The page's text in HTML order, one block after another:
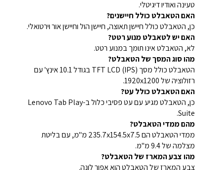
טעינה ואודיו דיגיטלי.
האם הטאבלט כולל חיישנים?
כן, הטאבלט כולל חיישן תאוצה, חיישן הול וחיישן אור וירטואלי.
האם יש לטאבלט מנוע רטט?
לא, הטאבלט אינו תומך במנוע רטט.
מהו סוג המסך של הטאבלט?
הטאבלט כולל מסך TFT LCD (IPS) בגודל 10.1 אינץ' עם
רזולוציה של 1920x1200.
האם הטאבלט כולל עט?
כן, הטאבלט מגיע עם עט פסיבי כלול ב-Lenovo Tab Play
Suite.
מהם ממדי הטאבלט?
ממדי הטאבלט הם 235.7x154.5x7.5 מ"מ, עם בליטת
מצלמה של 9.4 מ"מ.
מהו צבע המארז של הטאבלט?
צבע המארז של הטאבלט הוא אפור לונה.